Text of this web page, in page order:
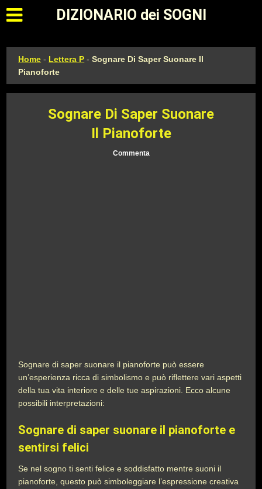
Apri il menu principale
DIZIONARIO dei SOGNI
Home - Lettera P -Sognare Di Saper Suonare Il
Pianoforte
Sognare Di Saper Suonare
Il Pianoforte
Commenta
Sognare di saper suonare il pianoforte può essere
un’esperienza ricca di simbolismo e può riflettere vari aspetti
della tua vita interiore e delle tue aspirazioni. Ecco alcune
possibili interpretazioni:
Sognare di saper suonare il pianoforte e
sentirsi felici
Se nel sogno ti senti felice e soddisfatto mentre suoni il
pianoforte, questo può simboleggiare l’espressione creativa